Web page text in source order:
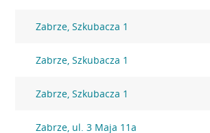
Zabrze, Szkubacza 1
Zabrze, Szkubacza 1
Zabrze, Szkubacza 1
Zabrze, ul. 3 Maja 11a